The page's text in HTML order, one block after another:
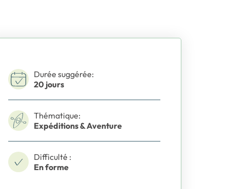
Durée suggérée:
20 jours
Thématique:
Expéditions & Aventure
Difficulté :
En forme